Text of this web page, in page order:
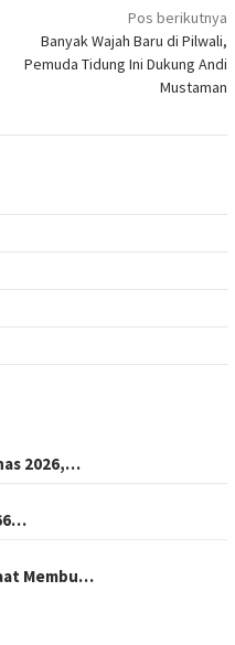
Pos berikutnya
Banyak Wajah Baru di Pilwali,
Pemuda Tidung Ini Dukung Andi
Mustaman
2026,…
Membu…